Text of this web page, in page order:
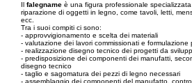
Il falegname è una figura professionale
riparazione di oggetti in legno, come tavoli, letti,
ecc.
Tra i suoi compiti ci sono:
- approvvigionamento e scelta dei materiali
- valutazione dei lavori commissionati e formulazione
- realizzazione disegno tecnico dei progetti da
- predisposizione dei componenti dei manufatti,
disegno tecnico
- taglio e sagomatura dei pezzi di legno necessari
- assemblaggio dei componenti del manufatto,